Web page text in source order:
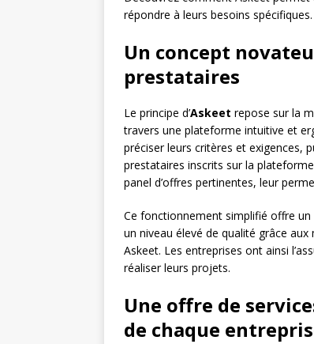
répondre à leurs besoins spécifiques.
Un concept
prestataires
Le principe d’Askeet repose sur la
travers une plateforme intuitive et
préciser leurs critères et exigences,
prestataires inscrits sur la
panel d’offres pertinentes, leur
Ce fonctionnement simplifié offre
un niveau élevé de qualité grâce
Askeet. Les entreprises ont ainsi
réaliser leurs projets.
Une offre de
de chaque